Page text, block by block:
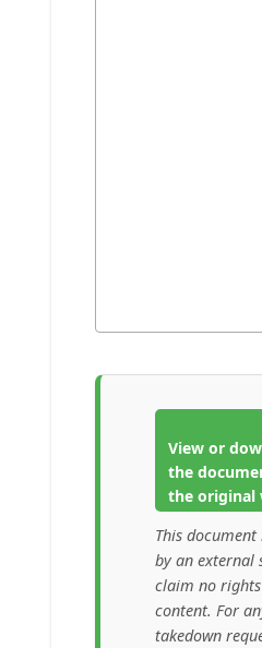
View or
the
the original
This document
by an external
claim no
content. For
takedown